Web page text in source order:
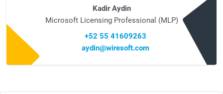
Kadir Aydin
Microsoft Licensing Professional (MLP)
+52 55 41609263
aydin@wiresoft.com